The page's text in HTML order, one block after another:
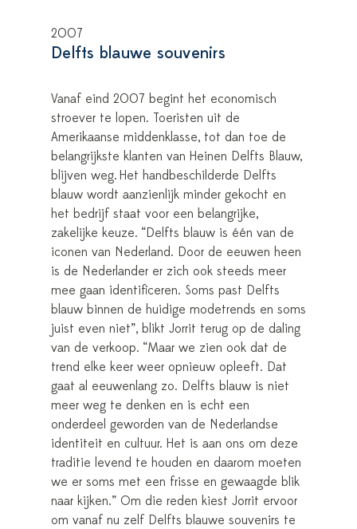
2007
Delfts blauwe souvenirs
Vanaf eind 2007 begint het economisch
stroever te lopen. Toeristen uit de
Amerikaanse middenklasse, tot dan toe de
belangrijkste klanten van Heinen Delfts Blauw,
blijven weg. Het handbeschilderde Delfts
blauw wordt aanzienlijk minder gekocht en
het bedrijf staat voor een belangrijke,
zakelijke keuze. “Delfts blauw is één van de
iconen van Nederland. Door de eeuwen heen
is de Nederlander er zich ook steeds meer
mee gaan identificeren. Soms past Delfts
blauw binnen de huidige modetrends en soms
juist even niet”, blikt Jorrit terug op de daling
van de verkoop. “Maar we zien ook dat de
trend elke keer weer opnieuw opleeft. Dat
gaat al eeuwenlang zo. Delfts blauw is niet
meer weg te denken en is echt een
onderdeel geworden van de Nederlandse
identiteit en cultuur. Het is aan ons om deze
traditie levend te houden en daarom moeten
we er soms met een frisse en gewaagde blik
naar kijken.” Om die reden kiest Jorrit ervoor
om vanaf nu zelf Delfts blauwe souvenirs te